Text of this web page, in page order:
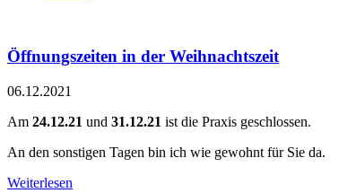
Öffnungszeiten in der Weihnachtszeit
06.12.2021
Am 24.12.21 und 31.12.21 ist die Praxis geschlossen.
An den sonstigen Tagen bin ich wie gewohnt für Sie da.
Weiterlesen